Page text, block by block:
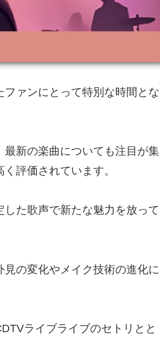
ァンにとって特別な時間とな
新の楽曲についても注目が集
評価されています。
た歌声で新たな魅力を放って
の変化やメイク技術の進化に
ライブライブのセトリとと